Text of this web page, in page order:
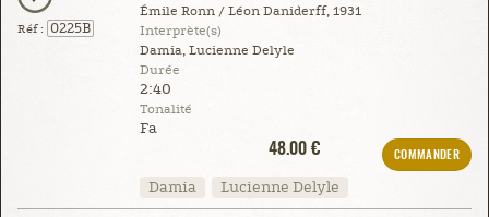
Réf : 0225B
Émile Ronn / Léon Daniderff, 1931
Interprète(s)
Damia, Lucienne Delyle
Durée
2:40
Tonalité
Fa
48.00 €
COMMANDER
Damia Lucienne Delyle